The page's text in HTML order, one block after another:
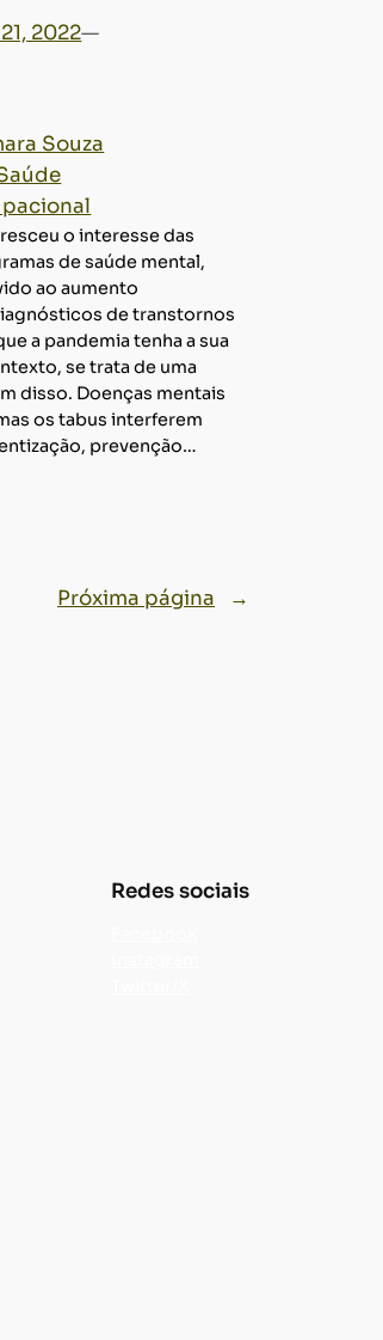
2022—
Souza
o interesse das
de saúde mental,
ao aumento
de transtornos
a pandemia tenha a sua
se trata de uma
disso. Doenças mentais
os tabus interferem
prevenção…
Próxima página →
Redes sociais